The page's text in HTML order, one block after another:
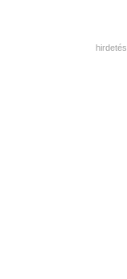
hirdetés